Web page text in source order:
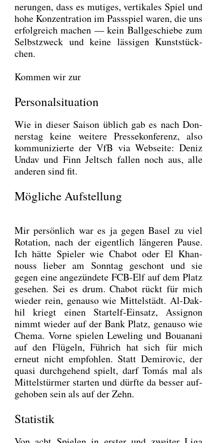
ne­run­gen, dass es muti­ges, ver­ti­ka­les Spiel und
hohe Kon­zen­tra­ti­on im Pass­spiel waren, die uns
erfolg­reich machen — kein Ball­ge­schie­be zum
Selbst­zweck und kei­ne läs­si­gen Kunst­stück­
chen.
Kom­men wir zur
Personalsituation
Wie in die­ser Sai­son üblich gab es nach Don­
ners­tag kei­ne wei­te­re Pres­se­kon­fe­renz, also
kom­mu­ni­zier­te der VfB via Web­sei­te: Deniz
Undav und Finn Jeltsch fal­len noch aus, alle
ande­ren sind fit.
Mögliche Aufstellung
Mir per­sön­lich war es ja gegen Basel zu viel
Rota­ti­on, nach der eigent­lich län­ge­ren Pau­se.
Ich hät­te Spie­ler wie Cha­b­ot oder El Khan­
nouss lie­ber am Sonn­tag geschont und sie
gegen eine ange­zün­de­te FCB-Elf auf dem Platz
gese­hen. Sei es drum. Cha­b­ot rückt für mich
wie­der rein, genau­so wie Mit­tel­städt. Al-Dak­
hil kriegt einen Start­elf-Ein­satz, Assi­gnon
nimmt wie­der auf der Bank Platz, genau­so wie
Che­ma. Vor­ne spie­len Lewe­ling und Bouana­ni
auf den Flü­geln, Füh­rich hat sich für mich
erneut nicht emp­foh­len. Statt Demi­ro­vic, der
qua­si durch­ge­hend spielt, darf Tomás mal als
Mit­tel­stür­mer star­ten und dürf­te da bes­ser auf­
ge­ho­ben sein als auf der Zehn.
Statistik